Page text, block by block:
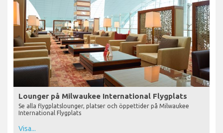
Lounger på Milwaukee International Flygplats
Se alla flygplatslounger, platser och öppettider på Milwaukee
International Flygplats
Visa...